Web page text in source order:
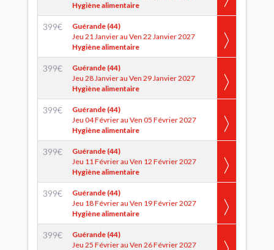
Hygiène alimentaire
399€
Guérande (44)
Jeu 21 Janvier au Ven 22 Janvier 2027
Hygiène alimentaire
399€
Guérande (44)
Jeu 28 Janvier au Ven 29 Janvier 2027
Hygiène alimentaire
399€
Guérande (44)
Jeu 04 Février au Ven 05 Février 2027
Hygiène alimentaire
399€
Guérande (44)
Jeu 11 Février au Ven 12 Février 2027
Hygiène alimentaire
399€
Guérande (44)
Jeu 18 Février au Ven 19 Février 2027
Hygiène alimentaire
399€
Guérande (44)
Jeu 25 Février au Ven 26 Février 2027